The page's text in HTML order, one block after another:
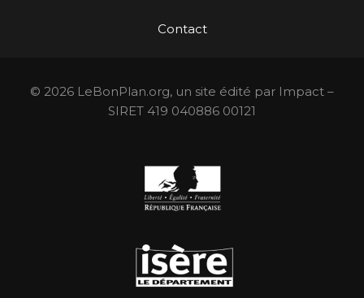
Contact
© 2026 LeBonPlan.org, un site édité par Impact –
SIRET 419 040886 00121